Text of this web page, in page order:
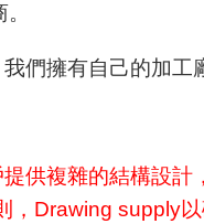
們擁有自己的加
供複雜的結構設計
Drawing supply以